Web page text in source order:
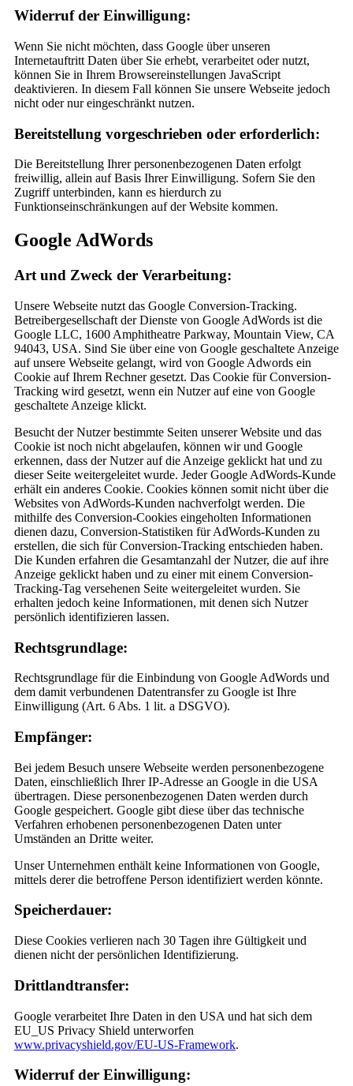
Widerruf der Einwilligung:
Wenn Sie nicht möchten, dass Google über unseren
Internetauftritt Daten über Sie erhebt, verarbeitet oder nutzt,
können Sie in Ihrem Browsereinstellungen JavaScript
deaktivieren. In diesem Fall können Sie unsere Webseite jedoch
nicht oder nur eingeschränkt nutzen.
Bereitstellung vorgeschrieben oder erforderlich:
Die Bereitstellung Ihrer personenbezogenen Daten erfolgt
freiwillig, allein auf Basis Ihrer Einwilligung. Sofern Sie den
Zugriff unterbinden, kann es hierdurch zu
Funktionseinschränkungen auf der Website kommen.
Google AdWords
Art und Zweck der Verarbeitung:
Unsere Webseite nutzt das Google Conversion-Tracking.
Betreibergesellschaft der Dienste von Google AdWords ist die
Google LLC, 1600 Amphitheatre Parkway, Mountain View, CA
94043, USA. Sind Sie über eine von Google geschaltete Anzeige
auf unsere Webseite gelangt, wird von Google Adwords ein
Cookie auf Ihrem Rechner gesetzt. Das Cookie für Conversion-
Tracking wird gesetzt, wenn ein Nutzer auf eine von Google
geschaltete Anzeige klickt.
Besucht der Nutzer bestimmte Seiten unserer Website und das
Cookie ist noch nicht abgelaufen, können wir und Google
erkennen, dass der Nutzer auf die Anzeige geklickt hat und zu
dieser Seite weitergeleitet wurde. Jeder Google AdWords-Kunde
erhält ein anderes Cookie. Cookies können somit nicht über die
Websites von AdWords-Kunden nachverfolgt werden. Die
mithilfe des Conversion-Cookies eingeholten Informationen
dienen dazu, Conversion-Statistiken für AdWords-Kunden zu
erstellen, die sich für Conversion-Tracking entschieden haben.
Die Kunden erfahren die Gesamtanzahl der Nutzer, die auf ihre
Anzeige geklickt haben und zu einer mit einem Conversion-
Tracking-Tag versehenen Seite weitergeleitet wurden. Sie
erhalten jedoch keine Informationen, mit denen sich Nutzer
persönlich identifizieren lassen.
Rechtsgrundlage:
Rechtsgrundlage für die Einbindung von Google AdWords und
dem damit verbundenen Datentransfer zu Google ist Ihre
Einwilligung (Art. 6 Abs. 1 lit. a DSGVO).
Empfänger:
Bei jedem Besuch unsere Webseite werden personenbezogene
Daten, einschließlich Ihrer IP-Adresse an Google in die USA
übertragen. Diese personenbezogenen Daten werden durch
Google gespeichert. Google gibt diese über das technische
Verfahren erhobenen personenbezogenen Daten unter
Umständen an Dritte weiter.
Unser Unternehmen enthält keine Informationen von Google,
mittels derer die betroffene Person identifiziert werden könnte.
Speicherdauer:
Diese Cookies verlieren nach 30 Tagen ihre Gültigkeit und
dienen nicht der persönlichen Identifizierung.
Drittlandtransfer:
Google verarbeitet Ihre Daten in den USA und hat sich dem
EU_US Privacy Shield unterworfen
www.privacyshield.gov/EU-US-Framework.
Widerruf der Einwilligung: